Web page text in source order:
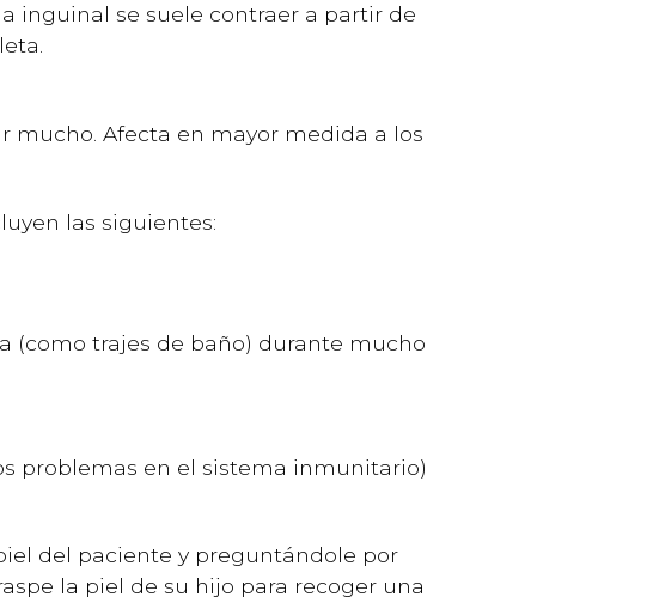
inguinal se suele contraer a partir de
Afecta en mayor medida a los
las siguientes:
(como trajes de baño) durante mucho
problemas en el sistema inmunitario)
del paciente y preguntándole por
la piel de su hijo para recoger una